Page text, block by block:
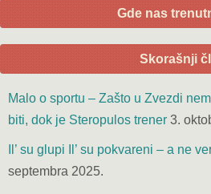
Gde nas
Skorašnji
Malo o sportu – Zašto u Zvezdi
biti, dok je Steropulos trener 3.
Il’ su glupi Il’ su pokvareni – a ne
septembra 2025.